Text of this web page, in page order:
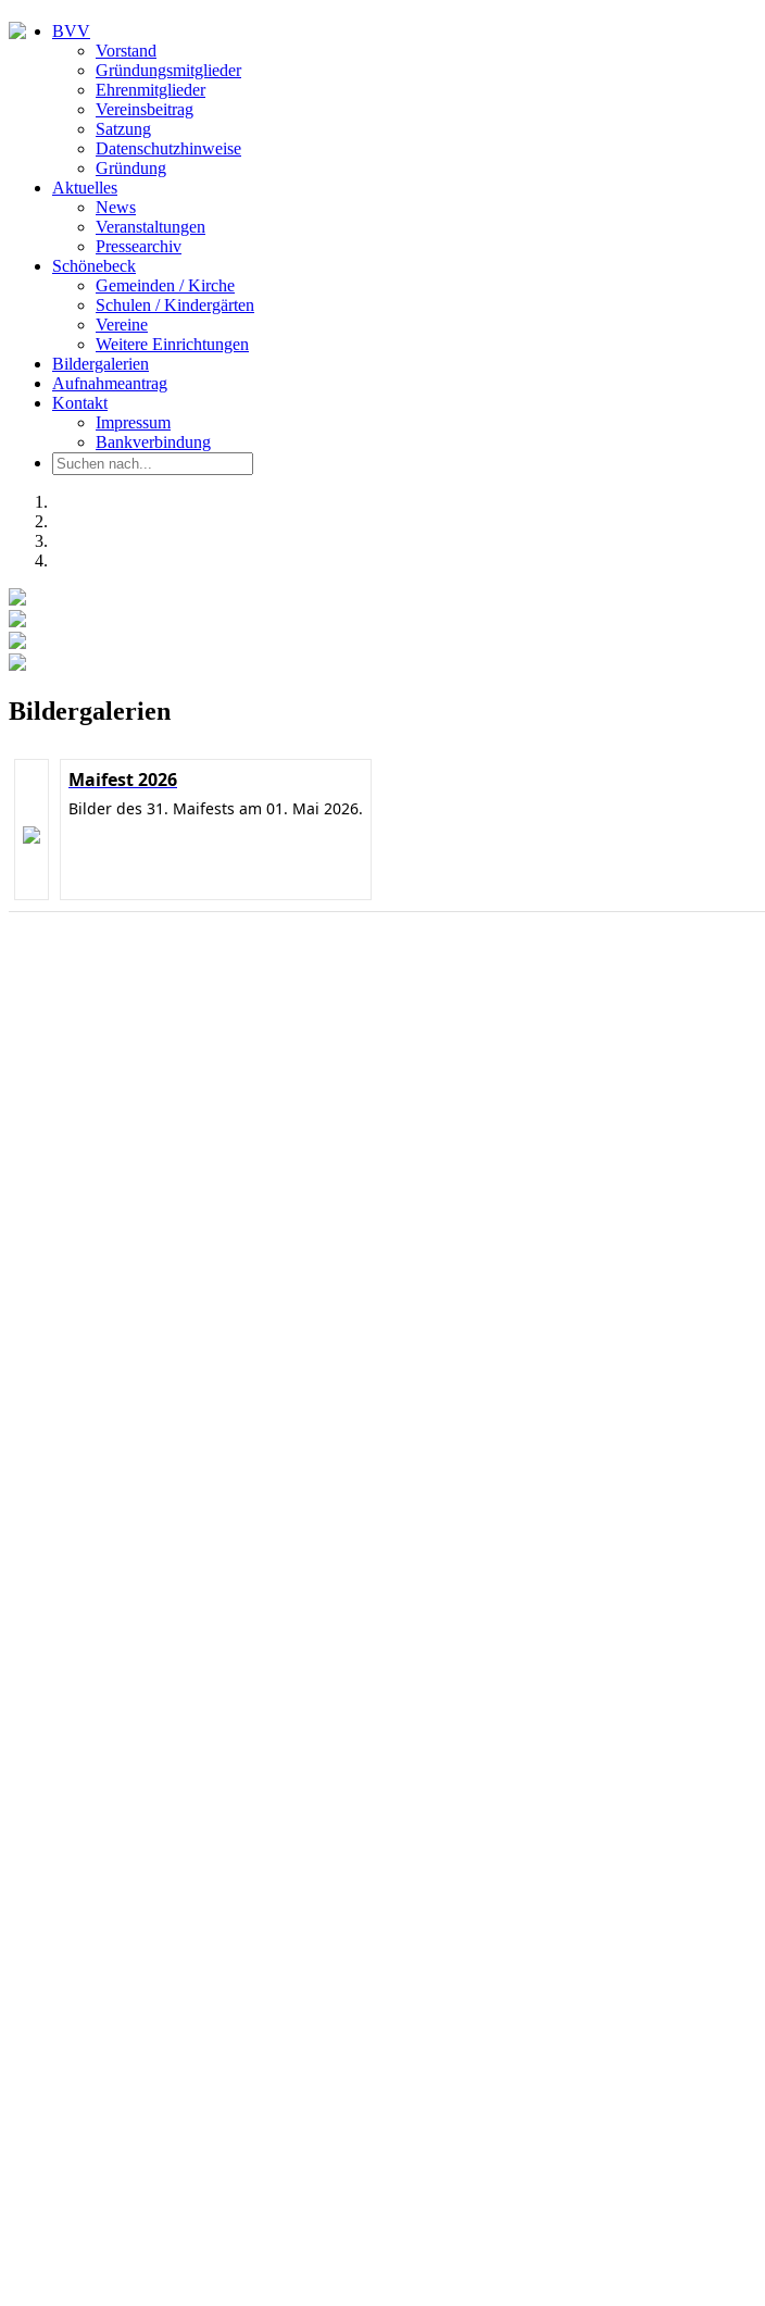
BVV
Vorstand
Gründungsmitglieder
Ehrenmitglieder
Vereinsbeitrag
Satzung
Datenschutzhinweise
Gründung
Aktuelles
News
Veranstaltungen
Pressearchiv
Schönebeck
Gemeinden / Kirche
Schulen / Kindergärten
Vereine
Weitere Einrichtungen
Bildergalerien
Aufnahmeantrag
Kontakt
Impressum
Bankverbindung
Bildergalerien
Maifest 2026
Bilder des 31. Maifests am 01. Mai 2026.